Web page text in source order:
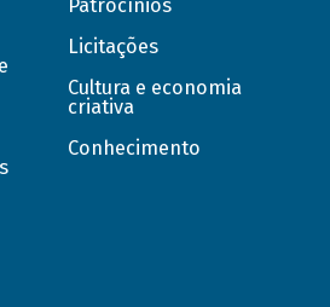
Patrocínios
Licitações
Cultura e economia
criativa
Conhecimento